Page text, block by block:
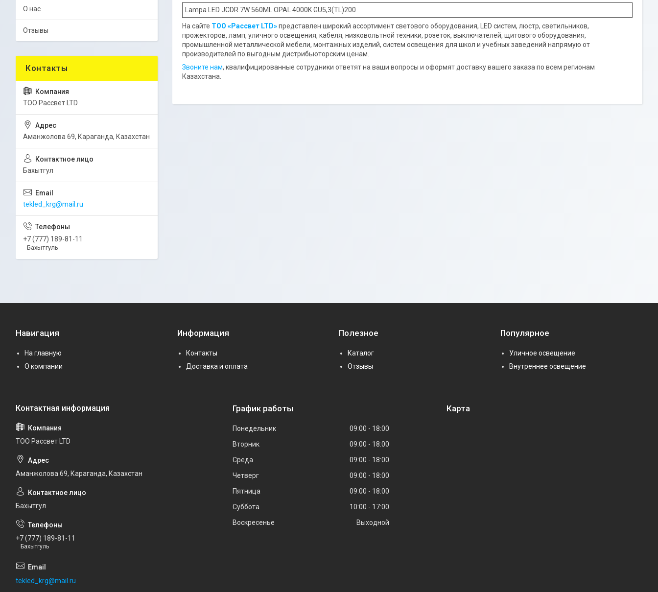
Lampa LED JCDR 7W 560ML OPAL 4000K GU5,3(TL)200
На сайте ТОО «Рассвет LTD»представлен широкий ассортимент светового оборудования, LED систем, люстр, светильников,
прожекторов, ламп, уличного освещения, кабеля, низковольтной техники, розеток, выключателей, щитового оборудования,
промышленной металлической мебели, монтажных изделий, систем освещения для школ и учебных заведений напрямую от
производителей по выгодным дистрибьюторским ценам.
Звоните нам, квалифицированные сотрудники ответят на ваши вопросы и оформят доставку вашего заказа по всем регионам
Казахстана.
О нас
Отзывы
ТОО Рассвет LTD
Аманжолова 69, Караганда, Казахстан
Бахытгул
tekled_krg@mail.ru
+7 (777) 189-81-11
Бахытгуль
Навигация
На главную
О компании
Информация
Контакты
Доставка и оплата
Полезное
Каталог
Отзывы
Популярное
Уличное освещение
Внутреннее освещение
ТОО Рассвет LTD
Аманжолова 69, Караганда, Казахстан
Бахытгул
+7 (777) 189-81-11
Бахытгуль
tekled_krg@mail.ru
График работы
Понедельник 09:00
18:00
Вторник
09:00
18:00
Среда
09:00
18:00
Четверг
09:00
18:00
Пятница
09:00
18:00
Суббота
10:00
17:00
Воскресенье
Выходной
Карта